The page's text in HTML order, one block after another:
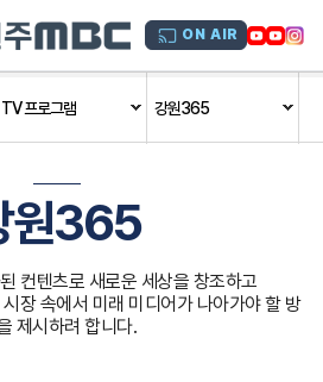
ON AIR
TV 프로그램 강원365
원365
컨텐츠로 새로운 세상을 창조하고
장 속에서 미래 미디어가 나아가야 할 방
제시하려 합니다.